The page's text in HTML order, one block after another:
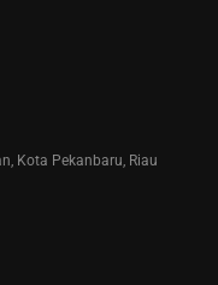
Kota Pekanbaru, Riau